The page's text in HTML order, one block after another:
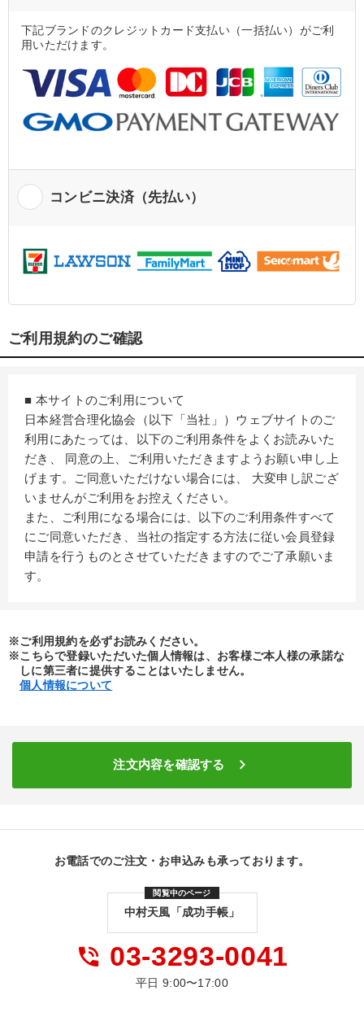
下記ブランドのクレジットカード支払い（一括払い）がご利
用いただけます。
コンビニ決済（先払い）
ご利用規約のご確認
■ 本サイトのご利用について
日本経営合理化協会（以下「当社」）ウェブサイトのご
利用にあたっては、以下のご利用条件をよくお読みいた
だき、 同意の上、ご利用いただきますようお願い申し上
げます。ご同意いただけない場合には、 大変申し訳ござ
いませんがご利用をお控えください。
また、ご利用になる場合には、以下のご利用条件すべて
にご同意いただき、当社の指定する方法に従い会員登録
申請を行うものとさせていただきますのでご了承願いま
す。
本規定の内容は、必要に応じて変更することがありま
す。
ユーザーの方へその都度ご連絡はいたしかねますので、
ご利用の際には本ページの最新の内容をご参照くださ
別途、プライバシーポリシー（個人情報保護に関する規
約）にて定めております。
■ 著作権
されている以下の著作物が含まれます。文章・音楽・絵
画・図面・映画・写真・プログラム・編集著作物・デー
タベースの著作物および これらの二次的著作物につい
権利者に無断で複製、送信、放送、配付、貸与、翻訳、
変造することは、著作権侵害となり、法的に罰せられる
※ご利用規約を必ずお読みください。
※こちらで登録いただいた個人情報は、お客様ご本人様の承諾な
しに第三者に提供することはいたしません。
個人情報について
注文内容を確認する keyboard_arrow_right
お電話でのご注文・お申込みも承っております。
閲覧中のページ
中村天風「成功手帳」
phone_in_talk 03-3293-0041
平日 9:00〜17:00